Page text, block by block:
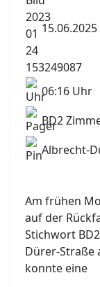
15.06.2025
06:16 Uhr
BD2
Albrecht-
Am frühen
auf der
Stichwort
Dürer-Straße
konnte eine